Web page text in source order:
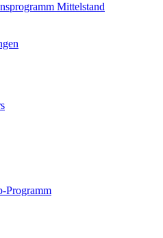
Mittelstand
Programm